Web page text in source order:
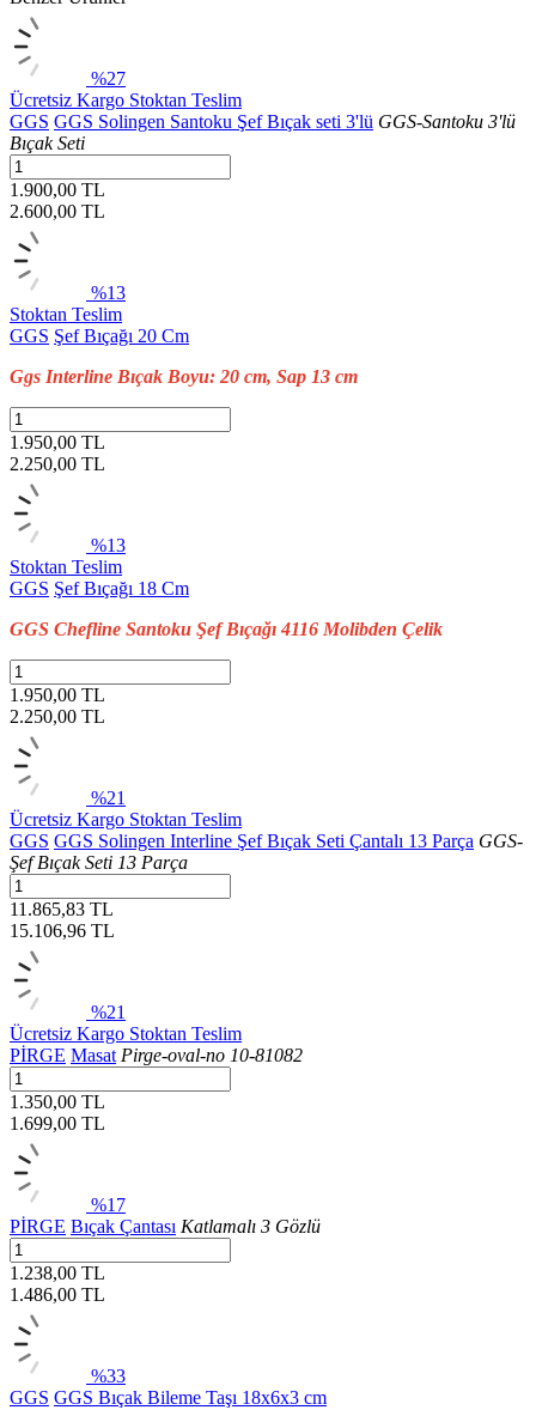
%27
Ücretsiz Kargo Stoktan Teslim
GGS GGS Solingen Santoku Şef Bıçak seti 3'lü GGS-Santoku 3'lü
Bıçak Seti
1.900,00 TL
2.600,00 TL
%13
Stoktan Teslim
GGS Şef Bıçağı 20 Cm
Ggs Interline Bıçak Boyu: 20 cm, Sap 13 cm
1.950,00 TL
2.250,00 TL
%13
Stoktan Teslim
GGS Şef Bıçağı 18 Cm
GGS Chefline Santoku Şef Bıçağı 4116 Molibden Çelik
1.950,00 TL
2.250,00 TL
%21
Ücretsiz Kargo Stoktan Teslim
GGS GGS Solingen Interline Şef Bıçak Seti Çantalı 13 Parça GGS-
Şef Bıçak Seti 13 Parça
11.865,83 TL
15.106,96 TL
%21
Ücretsiz Kargo Stoktan Teslim
PİRGE Masat Pirge-oval-no 10-81082
1.350,00 TL
1.699,00 TL
%17
PİRGE Bıçak Çantası Katlamalı 3 Gözlü
1.238,00 TL
1.486,00 TL
%33
GGS GGS Bıçak Bileme Taşı 18x6x3 cm